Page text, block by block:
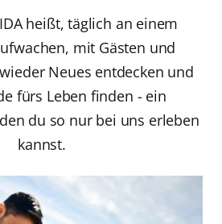
heißt, täglich an einem
mit Gästen und
Neues entdecken und
fürs Leben finden - ein
du so nur bei uns erleben
kannst.